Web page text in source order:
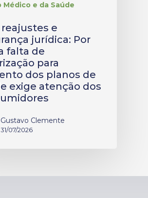
Médico e da Saúde
reajustes e
jurídica: Por
falta de
para
dos planos de
exige atenção dos
Gustavo Clemente
31/07/2026